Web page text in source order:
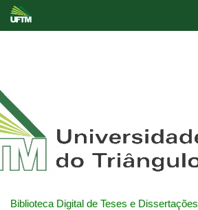
Biblioteca Digital de Teses e Dissertações